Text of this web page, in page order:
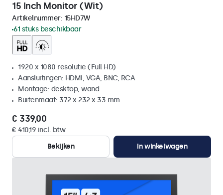
15 Inch Monitor (Wit)
Artikelnummer: 15HD7W
61 stuks beschikbaar
1920 x 1080 resolutie (Full HD)
Aansluitingen: HDMI, VGA, BNC, RCA
Montage: desktop, wand
Buitenmaat: 372 x 232 x 33 mm
€ 339,00
€ 410,19 incl. btw
Bekijken
In winkelwagen